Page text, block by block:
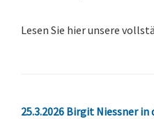
Lesen Sie hier unsere
25.3.2026 Birgit Niessner